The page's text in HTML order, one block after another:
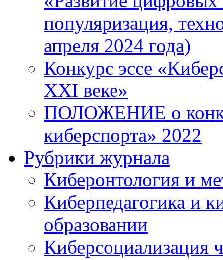
популяризация,
апреля 2024 года)
Конкурс эссе
XXI веке»
ПОЛОЖЕНИЕ о
киберспорта» 2022
Рубрики журнала
Киберонтология и
Киберпедагогика и
образовании
Киберсоциализация